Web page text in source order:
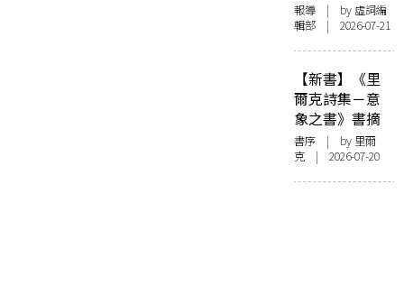
報導 | by 虛詞編
輯部 | 2026-07-21
【新書】《里
爾克詩集－意
象之書》書摘
書序 | by 里爾
克 | 2026-07-20